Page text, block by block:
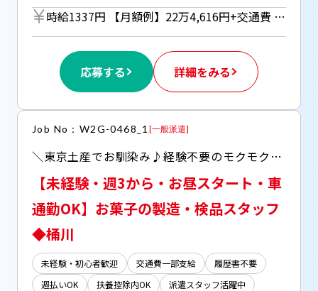
時給1337円 【月額例】22万4,616円+交通費 (時給1337円×実働8×21日の場合) ※月額例は一例であり、保証するものではありません。 ※車・バイク通勤の場合はガソリン代支給（規定あり） ■日払いOK（所定労働時間の80％迄） ■給与は月1回の銀行振込となりますが、「JOBPAY（ジョブペイ）」の利用で就業当日に給料相当額の一部をセブン銀行や三菱UFJ銀行、コンビニ等のATMから受け取る事が可能です！※受取タイミングは自由だから週1回や月2回などの使い方もOK！ ◎『JOBPAY』はマイページにてカード発行手続き完了後より利用可能です♪ ⇒詳しくはお仕事紹介時に担当者までご相談ください
応募する 詳細をみる
Job No：W2G-0468_1 [一般派遣]
＼東京土産でお馴染み♪経験不要のモクモク作業／ ◆洋菓子の製造補助・検品チェック ◆空調完備のきれいなセンター♪
【未経験・週3から・お昼スタート・車
通勤OK】お菓子の製造・検品スタッフ
◆桶川
未経験・初心者歓迎 交通費一部支給
履歴書不要
週払いOK
扶養控除内OK
派遣スタッフ活躍中